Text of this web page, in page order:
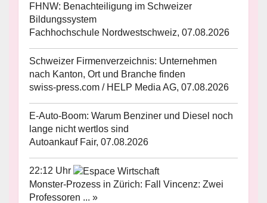
FHNW: Benachteiligung im Schweizer
Bildungssystem
Fachhochschule Nordwestschweiz, 07.08.2026
Schweizer Firmenverzeichnis: Unternehmen
nach Kanton, Ort und Branche finden
swiss-press.com / HELP Media AG, 07.08.2026
E-Auto-Boom: Warum Benziner und Diesel noch
lange nicht wertlos sind
Autoankauf Fair, 07.08.2026
22:12 Uhr
Monster-Prozess in Zürich: Fall Vincenz: Zwei
Professoren ... »